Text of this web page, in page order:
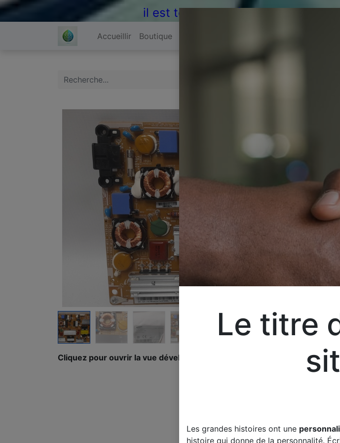
il est temps de
Accueillir Boutique
Cliquez pour ouvrir la vue développée.
Le titre
Les grandes histoires ont une
histoire qui donne de la personnalité.